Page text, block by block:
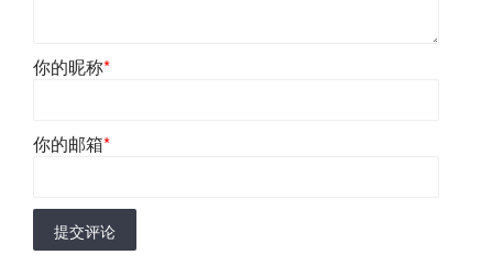
你的昵称*
你的邮箱*
提交评论